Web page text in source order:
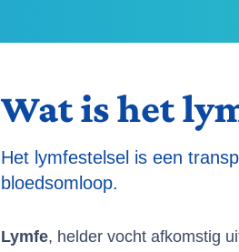
Wat is het
Het lymfestelsel is een
bloedsomloop.
Lymfe, helder vocht afkomstig